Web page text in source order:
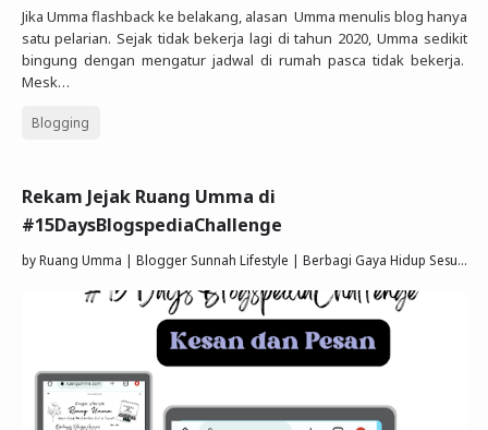
Jika Umma flashback ke belakang, alasan Umma menulis blog hanya
satu pelarian. Sejak tidak bekerja lagi di tahun 2020, Umma sedikit
bingung dengan mengatur jadwal di rumah pasca tidak bekerja.
Mesk…
Blogging
Rekam Jejak Ruang Umma di
#15DaysBlogspediaChallenge
byRuang Umma | Blogger Sunnah Lifestyle | Berbagi Gaya Hidup Sesuai Quran Sunnah